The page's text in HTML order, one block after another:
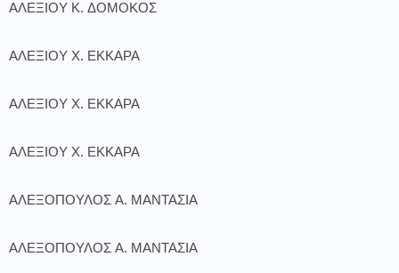
ΑΛΕΞΙΟΥ Κ. ΔΟΜΟΚΟΣ
ΑΛΕΞΙΟΥ Χ. ΕΚΚΑΡΑ
ΑΛΕΞΙΟΥ Χ. ΕΚΚΑΡΑ
ΑΛΕΞΙΟΥ Χ. ΕΚΚΑΡΑ
ΑΛΕΞΟΠΟΥΛΟΣ Α. ΜΑΝΤΑΣΙΑ
ΑΛΕΞΟΠΟΥΛΟΣ Α. ΜΑΝΤΑΣΙΑ